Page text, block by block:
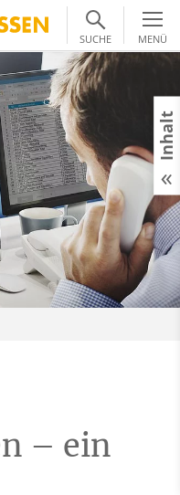
SUCHE MENÜ
– ein
Inhalt